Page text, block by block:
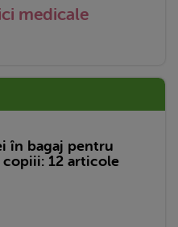
medicale
în bagaj pentru
copiii: 12 articole